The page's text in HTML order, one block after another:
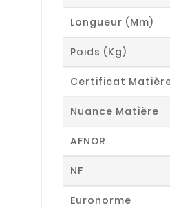
Longueur (mm)
Poids (kg)
Certificat
Nuance Matière
AFNOR
NF
Euronorme